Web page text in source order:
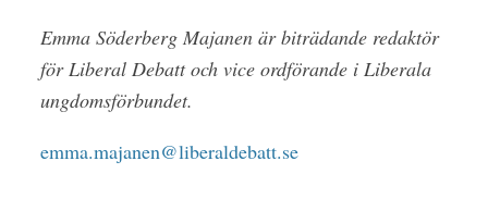
Emma Söderberg Majanen är biträdande redaktör
för Liberal Debatt och vice ordförande i Liberala
ungdomsförbundet.
emma.majanen@liberaldebatt.se